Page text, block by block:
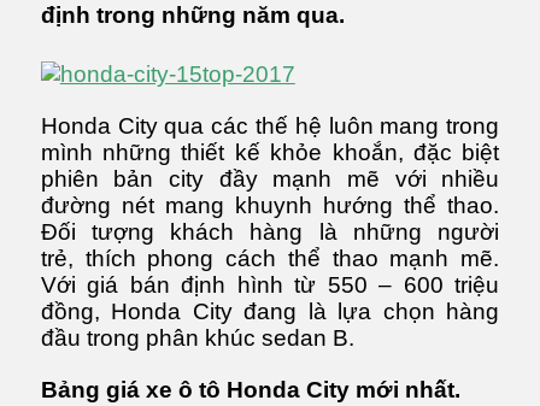
định trong những năm qua.
Honda City qua các thế hệ luôn mang trong
mình những thiết kế khỏe khoắn, đặc biệt
phiên bản city đầy mạnh mẽ với nhiều
đường nét mang khuynh hướng thể thao.
Đối tượng khách hàng là những người
trẻ, thích phong cách thể thao mạnh mẽ.
Với giá bán định hình từ 550 – 600 triệu
đồng, Honda City đang là lựa chọn hàng
đầu trong phân khúc sedan B.
Bảng giá xe ô tô Honda City mới nhất.